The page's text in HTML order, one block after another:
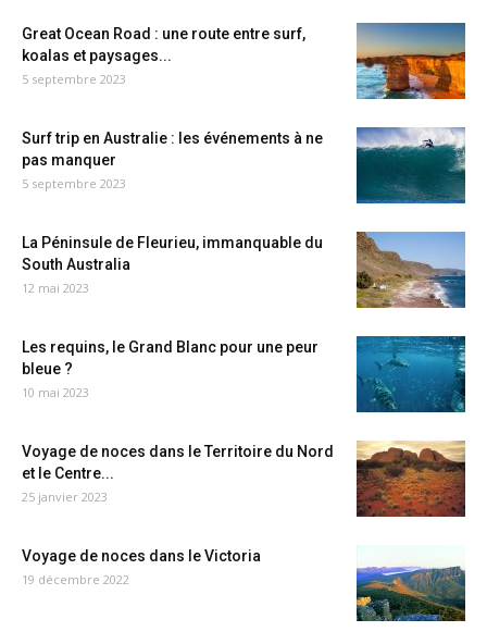
Great Ocean Road : une route entre surf,
koalas et paysages...
5 septembre 2023
Surf trip en Australie : les événements à ne
pas manquer
5 septembre 2023
La Péninsule de Fleurieu, immanquable du
South Australia
12 mai 2023
Les requins, le Grand Blanc pour une peur
bleue ?
10 mai 2023
Voyage de noces dans le Territoire du Nord
et le Centre...
25 janvier 2023
Voyage de noces dans le Victoria
19 décembre 2022